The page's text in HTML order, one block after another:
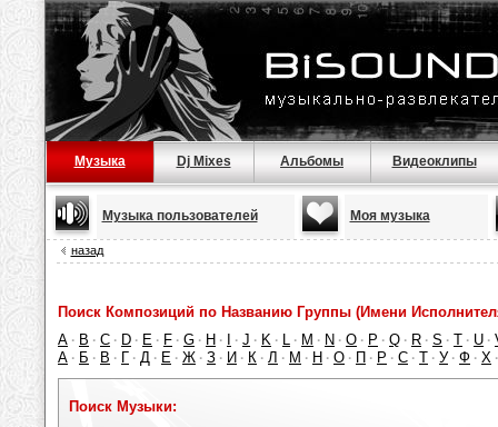
Музыка Dj Mixes Альбомы Видеоклипы
Музыка пользователей Моя музыка
назад
Поиск Композиций по Названию Группы (Имени
A · B · C · D · E · F · G · H · · J · K · L · M · N · O · P · Q · R · S · T · U ·
А · Б · В · Г · Д · Е · Ж · З · И · К · Л · М · Н · О · П · Р · С · Т · У · Ф · Х
Поиск Музыки: